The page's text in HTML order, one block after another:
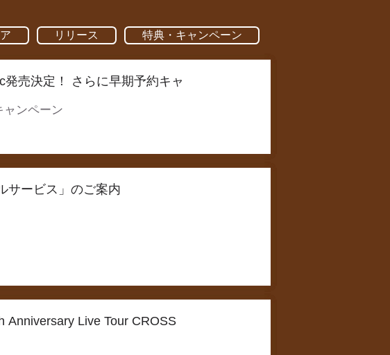
リリース 特典・キャンペーン
売決定！ さらに早期予約キャ
ャンペーン
サービス」のご案内
Anniversary Live Tour CROSS